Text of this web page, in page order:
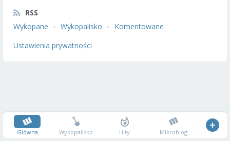
RSS
Wykopane
Wykopalisko
Komentowane
Ustawienia prywatności
Główna Wykopalisko Hity Mikroblog